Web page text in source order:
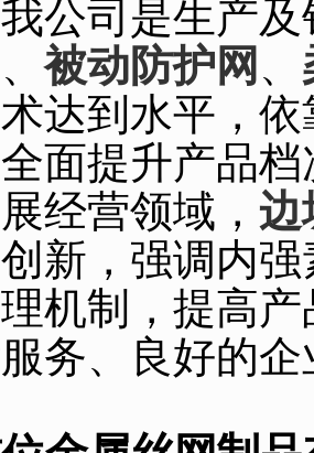
公司是生产
、被动防护网 、
达到水平，
面提升产品
经营领域， 边
新，强调内
机制，提高
务、良好的